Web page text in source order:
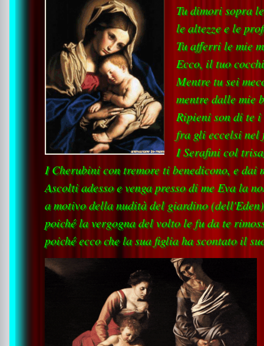
Tu dimori sopra
le altezze e le
Tu afferri le mie
Ecco, il tuo
Mentre tu sei
mentre dalle mie
Ripieni son di te
fra gli eccelsi
I Serafini col
I Cherubini con tremore ti benedicono, e
Ascolti adesso e venga presso di me Eva la
a motivo della nudità del giardino
poiché la vergogna del volto le fu da te
poiché ecco che la sua figlia ha scontato il